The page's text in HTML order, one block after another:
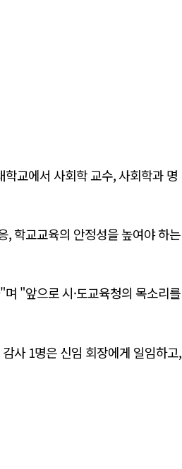
교에서 사회학 교수, 사회학과 명
, 학교교육의 안정성을 높여야 하는
"앞으로 시·도교육청의 목소리를
사 1명은 신임 회장에게 일임하고,